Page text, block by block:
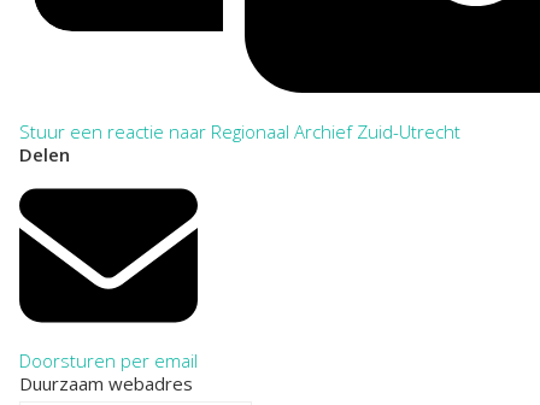
Stuur een reactie naar Regionaal Archief Zuid-Utrecht
Delen
Doorsturen per email
Duurzaam webadres